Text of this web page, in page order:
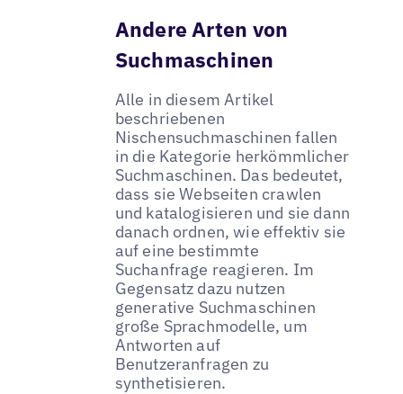
Andere Arten von
Suchmaschinen
Alle in diesem Artikel
beschriebenen
Nischensuchmaschinen fallen
in die Kategorie herkömmlicher
Suchmaschinen. Das bedeutet,
dass sie Webseiten crawlen
und katalogisieren und sie dann
danach ordnen, wie effektiv sie
auf eine bestimmte
Suchanfrage reagieren. Im
Gegensatz dazu nutzen
generative Suchmaschinen
große Sprachmodelle, um
Antworten auf
Benutzeranfragen zu
synthetisieren.